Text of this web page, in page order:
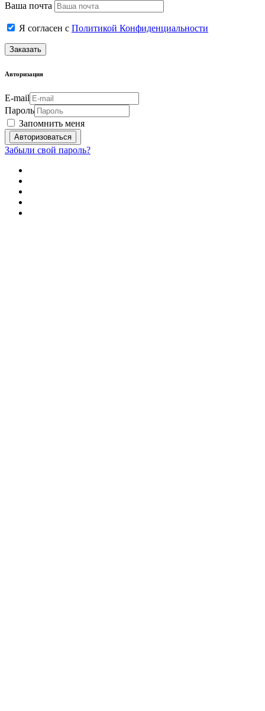
Ваша почта
Я согласен с Политикой Конфиденциальности
Заказать
Авторизация
E-mail
Пароль
Запомнить меня
Забыли свой пароль?